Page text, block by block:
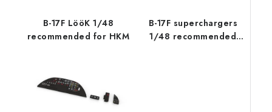
B-17F LööK 1/48
recommended for HKM
B-17F superchargers
1/48 recommended